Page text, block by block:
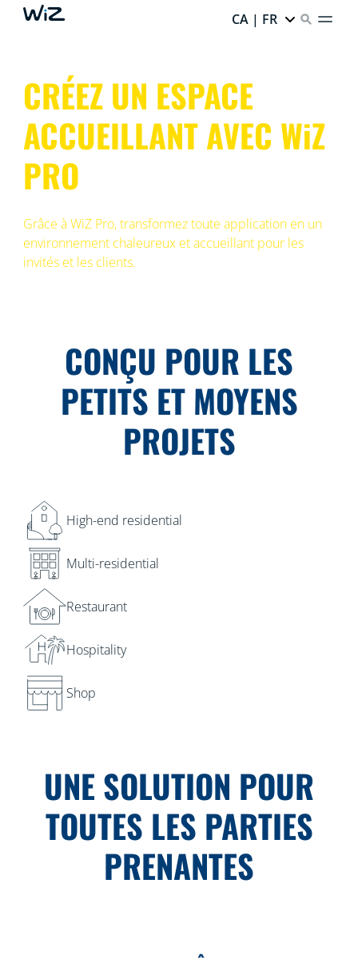
CA | FR
CRÉEZ UN ESPACE
ACCUEILLANT AVEC WiZ
PRO
Grâce à WiZ Pro, transformez toute application en un
environnement chaleureux et accueillant pour les
invités et les clients.
CONÇU POUR LES
PETITS ET MOYENS
PROJETS
High-end residential
Multi-residential
Restaurant
Hospitality
Shop
UNE SOLUTION POUR
TOUTES LES PARTIES
PRENANTES